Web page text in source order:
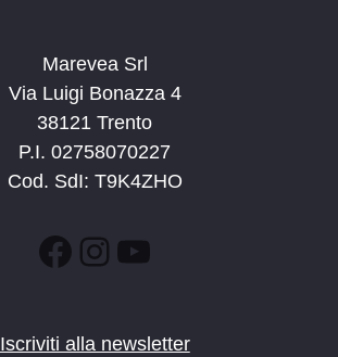
Marevea Srl
Via Luigi Bonazza 4
38121 Trento
P.I. 02758070227
Cod. SdI: T9K4ZHO
Facebook
Instagram
YouTube
Iscriviti alla newsletter